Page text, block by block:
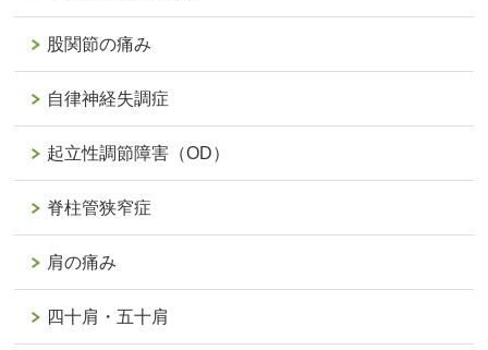
股関節の痛み
自律神経失調症
起立性調節障害（OD）
脊柱管狭窄症
肩の痛み
四十肩・五十肩